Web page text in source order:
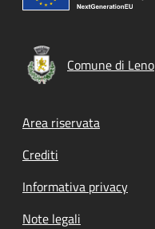
Comune di Leno
Footer menu
Area riservata
Crediti
Informativa privacy
Note legali